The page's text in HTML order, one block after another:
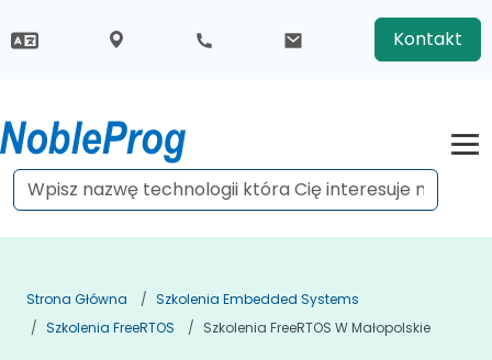
Kontakt
Strona Główna
Szkolenia Embedded Systems
Szkolenia FreeRTOS
Szkolenia FreeRTOS W Małopolskie